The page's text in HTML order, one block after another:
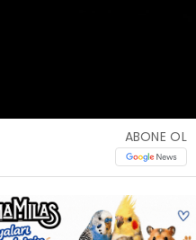
ABONE OL